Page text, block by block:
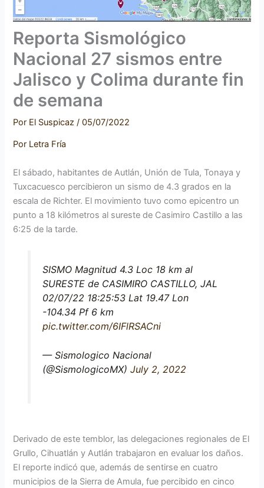
Reporta Sismológico
Nacional 27 sismos entre
Jalisco y Colima durante fin
de semana
Por El Suspicaz/05/07/2022
Por Letra Fría
El sábado, habitantes de Autlán, Unión de Tula, Tonaya y
Tuxcacuesco percibieron un sismo de 4.3 grados en la
escala de Richter. El movimiento tuvo como epicentro un
punto a 18 kilómetros al sureste de Casimiro Castillo a las
6:25 de la tarde.
SISMO Magnitud 4.3 Loc 18 km al
SURESTE de CASIMIRO CASTILLO, JAL
02/07/22 18:25:53 Lat 19.47 Lon
-104.34 Pf 6 km
pic.twitter.com/6IFlRSACni
— Sismologico Nacional
(@SismologicoMX) July 2, 2022
Derivado de este temblor, las delegaciones regionales de El
Grullo, Cihuatlán y Autlán trabajaron en evaluar los daños.
El reporte indicó que, además de sentirse en cuatro
municipios de la Sierra de Amula, fue percibido en cinco